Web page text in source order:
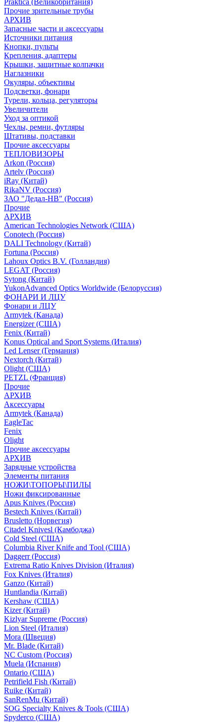
Praktica (Великобритания)
Прочие зрительные трубы
АРХИВ
Запасные части и аксессуары
Источники питания
Кнопки, пульты
Крепления, адаптеры
Крышки, защитные колпачки
Наглазники
Окуляры, объективы
Подсветки, фонари
Турели, кольца, регуляторы
Увеличители
Уход за оптикой
Чехлы, ремни, футляры
Штативы, подставки
Прочие аксессуары
ТЕПЛОВИЗОРЫ
Arkon (Россия)
Artelv (Россия)
iRay (Китай)
RikaNV (Россия)
ЗАО "Дедал-НВ" (Россия)
Прочие
АРХИВ
American Technologies Network (США)
Conotech (Россия)
DALI Technology (Китай)
Fortuna (Россия)
Lahoux Optics B.V. (Голландия)
LEGAT (Россия)
Sytong (Китай)
YukonAdvanced Optics Worldwide (Белоруссия)
ФОНАРИ И ЛЦУ
Фонари и ЛЦУ
Armytek (Канада)
Energizer (США)
Fenix (Китай)
Konus Optical and Sport Systems (Италия)
Led Lenser (Германия)
Nextorch (Китай)
Olight (США)
PETZL (Франция)
Прочие
АРХИВ
Аксессуары
Armytek (Канада)
EagleTac
Fenix
Olight
Прочие аксессуары
АРХИВ
Зарядные устройства
Элементы питания
НОЖИ\ТОПОРЫ\ПИЛЫ
Ножи фиксированные
Apus Knives (Россия)
Bestech Knives (Китай)
Brusletto (Норвегия)
Citadel Knivesl (Камбоджа)
Cold Steel (США)
Columbia River Knife and Tool (США)
Daggerr (Россия)
Extrema Ratio Knives Division (Италия)
Fox Knives (Италия)
Ganzo (Китай)
Huntlandia (Китай)
Kershaw (США)
Kizer (Китай)
Kizlyar Supreme (Россия)
Lion Steel (Италия)
Mora (Швеция)
Mr. Blade (Китай)
NC Custom (Россия)
Muela (Испания)
Ontario (США)
Petrifield Fish (Китай)
Ruike (Китай)
SanRenMu (Китай)
SOG Specialty Knives & Tools (США)
Spyderco (США)